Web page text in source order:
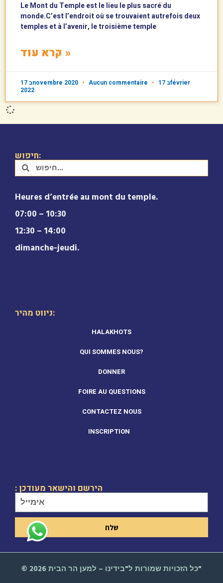
Le Mont du Temple est le lieu le plus sacré du
monde.C’est l’endroit où se trouvaient autrefois deux
temples et à l’avenir, le troisième temple
קרא עוד »
17 בnovembre 2020 Aucun commentaire
17 בfévrier
2022
חיפוש:
Heures d’entrée au mont du temple.
07:00 – 10:30
12:30 – 14:00
dimanche-jeudi.
ניווט מהיר:
HALAKHOTS
QUI SOMMES NOUS?
DONNER
FOIRE AU QUESTIONS
CONTACTEZ NOUS
INSCRIPTION
: הירשם והישאר מעודכן
שלח
© כל הזכויות שמורות ל"בידינו – למען הר הבית 2026"